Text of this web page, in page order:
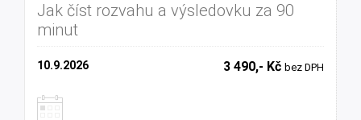
Jak číst rozvahu a výsledovku za 90
minut
3 490,- Kč bez DPH
10.9.2026